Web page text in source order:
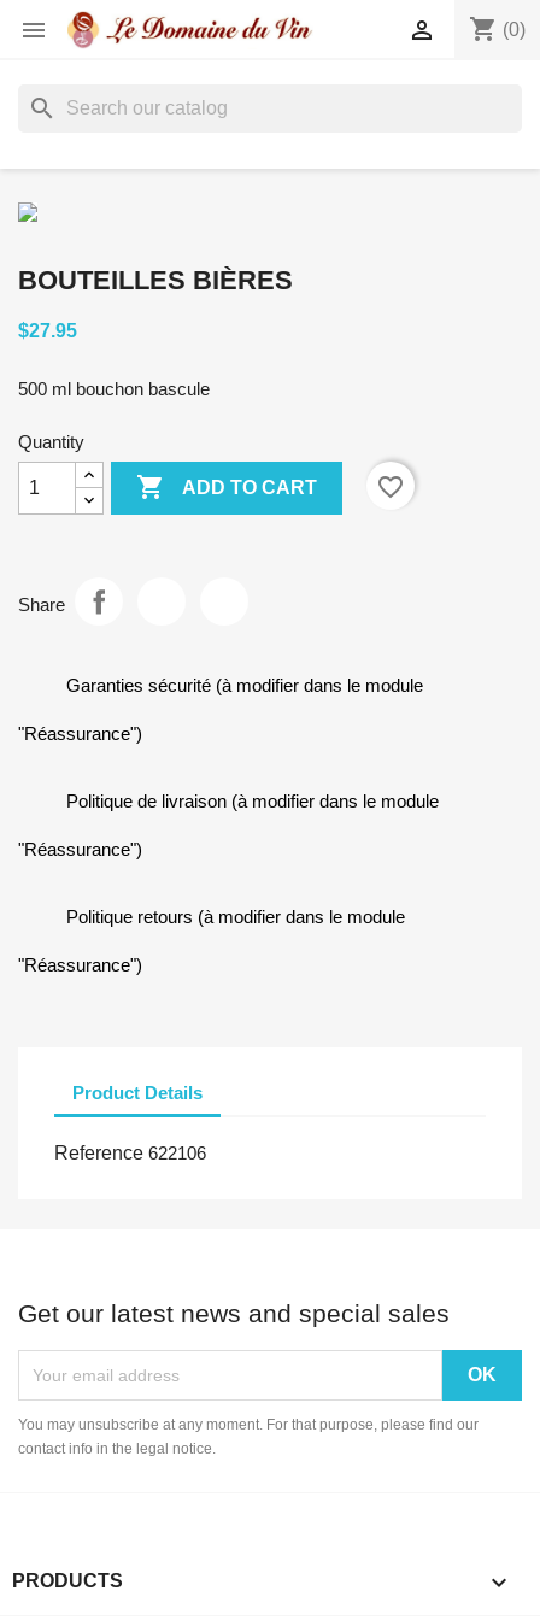
 shopping_cart (0)

search
BOUTEILLES BIÈRES
$27.95
500 ml bouchon bascule
Quantity
 ADD TO CART favorite_border
Share
Garanties sécurité (à modifier dans le module
"Réassurance")
Politique de livraison (à modifier dans le module
"Réassurance")
Politique retours (à modifier dans le module
"Réassurance")
Product Details
Reference 622106
Get our latest news and special sales
You may unsubscribe at any moment. For that purpose, please find our
contact info in the legal notice.
PRODUCTS 